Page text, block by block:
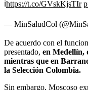
ℹ️https://t.co/GVskKjsTIr
— MinSaludCol
De acuerdo con el
presentado, en Medellín,
mientras que en
la Selección Colombia.
Sin embargo, Moscoso